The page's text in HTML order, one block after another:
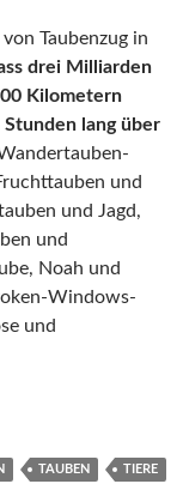
Taubenzug in
drei Milliarden
Kilometern
lang über
und
und Jagd,
und
Noah und
Windows-
und
Schneider
TAUBEN TIERE